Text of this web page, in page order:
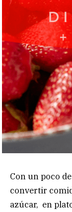
Con un poco
convertir
azúcar, en